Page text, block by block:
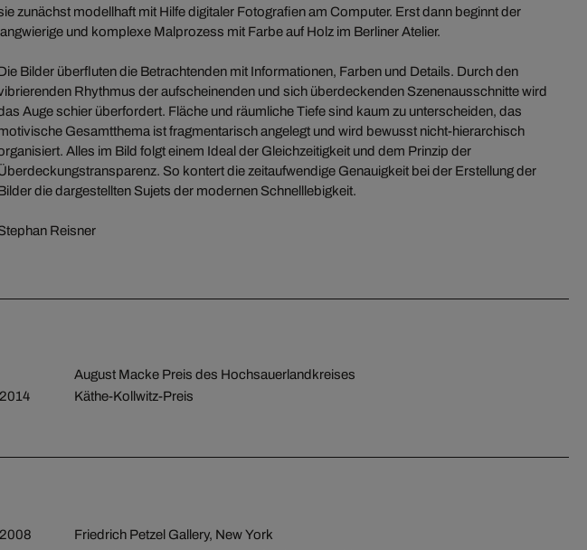
zunächst modellhaft mit Hilfe digitaler Fotografien am Computer. Erst dann beginnt der
langwierige und komplexe Malprozess mit Farbe auf Holz im Berliner Atelier.
Bilder überfluten die Betrachtenden mit Informationen, Farben und Details. Durch den
Rhythmus der aufscheinenden und sich überdeckenden Szenenausschnitte wird
Auge schier überfordert. Fläche und räumliche Tiefe sind kaum zu unterscheiden, das
Gesamtthema ist fragmentarisch angelegt und wird bewusst nicht-hierarchisch
Alles im Bild folgt einem Ideal der Gleichzeitigkeit und dem Prinzip der
So kontert die zeitaufwendige Genauigkeit bei der Erstellung der
die dargestellten Sujets der modernen Schnelllebigkeit.
Reisner
August Macke Preis des Hochsauerlandkreises
2014
Käthe-Kollwitz-Preis
2008
Friedrich Petzel Gallery, New York